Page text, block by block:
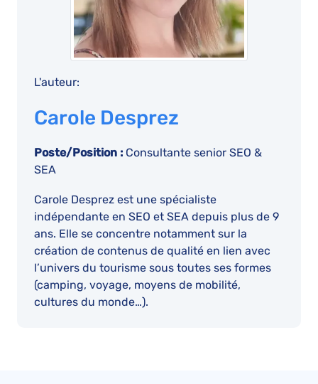
L'auteur:
Carole Desprez
Poste/Position : Consultante senior SEO &
SEA
Carole Desprez est une spécialiste
indépendante en SEO et SEA depuis plus de 9
ans. Elle se concentre notamment sur la
création de contenus de qualité en lien avec
l’univers du tourisme sous toutes ses formes
(camping, voyage, moyens de mobilité,
cultures du monde…).